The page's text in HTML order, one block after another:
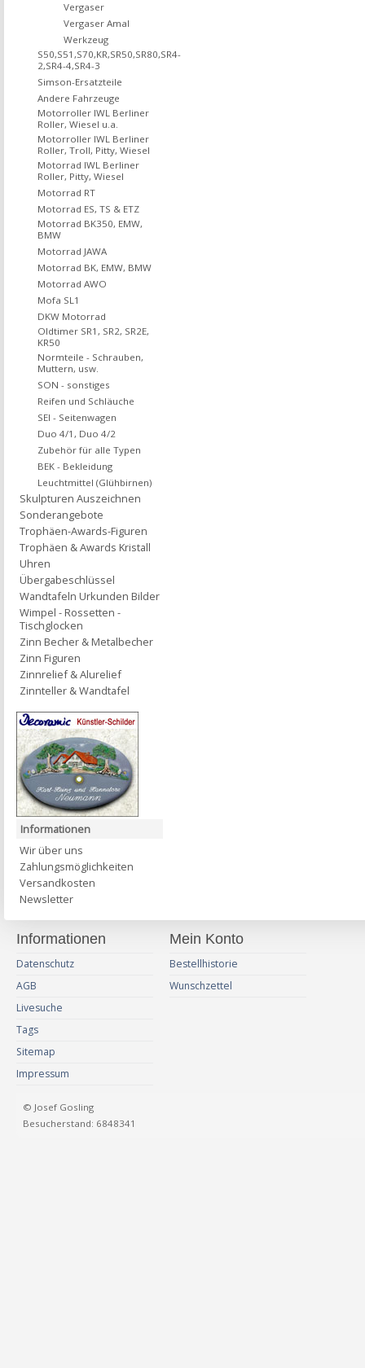
Vergaser
Vergaser Amal
Werkzeug
S50,S51,S70,KR,SR50,SR80,SR4-
2,SR4-4,SR4-3
Simson-Ersatzteile
Andere Fahrzeuge
Motorroller IWL Berliner
Roller, Wiesel u.a.
Motorroller IWL Berliner
Roller, Troll, Pitty, Wiesel
Motorrad IWL Berliner
Roller, Pitty, Wiesel
Motorrad RT
Motorrad ES, TS & ETZ
Motorrad BK350, EMW,
BMW
Motorrad JAWA
Motorrad BK, EMW, BMW
Motorrad AWO
Mofa SL1
DKW Motorrad
Oldtimer SR1, SR2, SR2E,
KR50
Normteile - Schrauben,
Muttern, usw.
SON - sonstiges
Reifen und Schläuche
SEI - Seitenwagen
Duo 4/1, Duo 4/2
Zubehör für alle Typen
BEK - Bekleidung
Leuchtmittel (Glühbirnen)
Skulpturen Auszeichnen
Sonderangebote
Trophäen-Awards-Figuren
Trophäen & Awards Kristall
Uhren
Übergabeschlüssel
Wandtafeln Urkunden Bilder
Wimpel - Rossetten -
Tischglocken
Zinn Becher & Metalbecher
Zinn Figuren
Zinnrelief & Alurelief
Zinnteller & Wandtafel
Informationen
Wir über uns
Zahlungsmöglichkeiten
Versandkosten
Newsletter
Informationen
Datenschutz
AGB
Livesuche
Tags
Sitemap
Impressum
Mein Konto
Bestellhistorie
Wunschzettel
© Josef Gosling
Besucherstand: 6848341